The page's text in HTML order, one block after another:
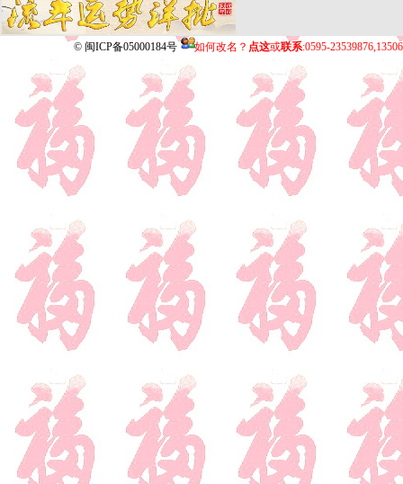
© 闽ICP备05000184号 如何改名？ 点这或联系:0595-